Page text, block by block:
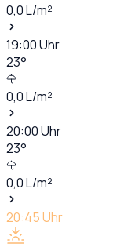
0,0L/m²
19:00Uhr
23°
0,0L/m²
20:00Uhr
23°
0,0L/m²
20:45Uhr